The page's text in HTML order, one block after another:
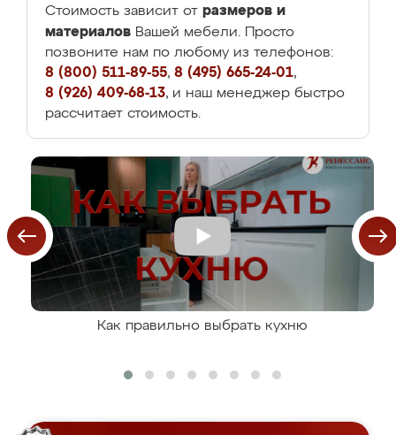
Стоимость зависит от размеров и
материалов Вашей мебели. Просто
позвоните нам по любому из телефонов:
8 (800) 511-89-55, 8 (495) 665-24-01,
8 (926) 409-68-13, и наш менеджер быстро
рассчитает стоимость.
Как правильно выбрать кухню